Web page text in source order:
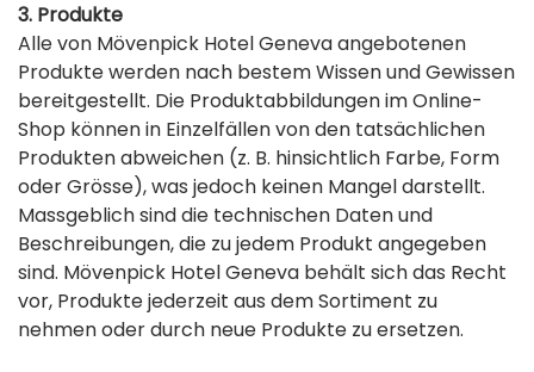
3. Produkte
Alle von Mövenpick Hotel Geneva angebotenen
Produkte werden nach bestem Wissen und Gewissen
bereitgestellt. Die Produktabbildungen im Online-
Shop können in Einzelfällen von den tatsächlichen
Produkten abweichen (z. B. hinsichtlich Farbe, Form
oder Grösse), was jedoch keinen Mangel darstellt.
Massgeblich sind die technischen Daten und
Beschreibungen, die zu jedem Produkt angegeben
sind. Mövenpick Hotel Geneva behält sich das Recht
vor, Produkte jederzeit aus dem Sortiment zu
nehmen oder durch neue Produkte zu ersetzen.